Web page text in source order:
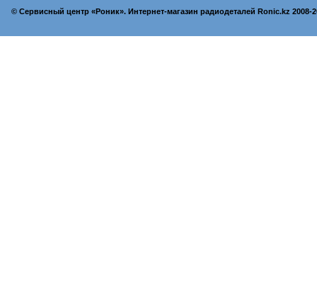
© Cервисный центр «Роник». Интернет-магазин радиодеталей Ronic.kz 2008-